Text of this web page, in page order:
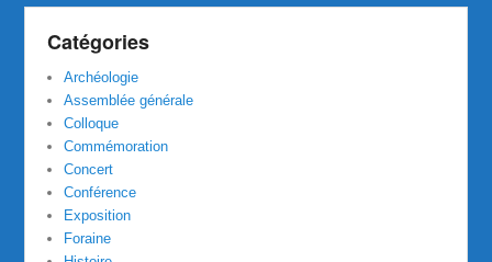
Catégories
Archéologie
Assemblée générale
Colloque
Commémoration
Concert
Conférence
Exposition
Foraine